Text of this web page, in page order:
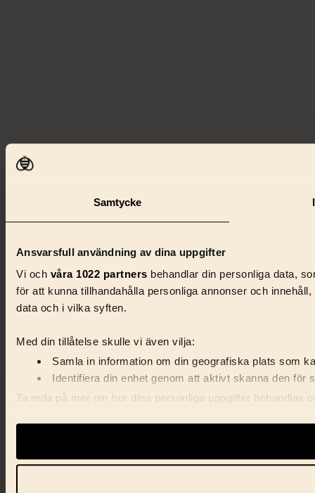
Samtycke
Ansvarsfull användning av dina uppgifter
Vi och våra 1022 partners behandlar din personliga data,
för att kunna tillhandahålla personliga annonser och
data och i vilka syften.
Med din tillåtelse skulle vi även vilja:
Samla in information om din geografiska plats som
Identifiera din enhet genom att aktivt skanna den för
Ta reda på mer om hur dina personliga uppgifter behandlas